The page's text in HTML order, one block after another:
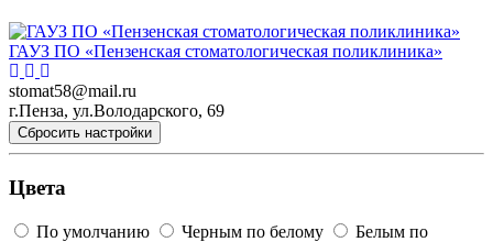
ГАУЗ ПО «Пензенская стоматологическая поликлиника»
stomat58@mail.ru
г.Пенза, ул.Володарского, 69
Сбросить настройки
Цвета
По умолчанию Черным по белому
Белым по